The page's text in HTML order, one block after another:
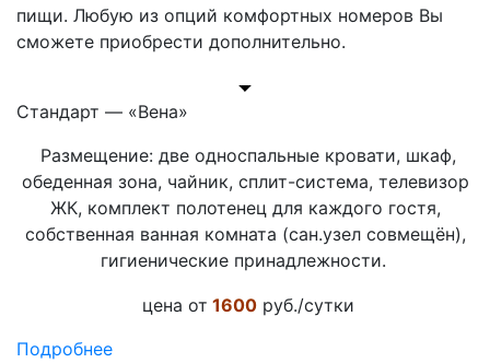
пищи. Любую из опций комфортных номеров Вы
сможете приобрести дополнительно.
Стандарт — «Вена»
Размещение: две односпальные кровати, шкаф,
обеденная зона, чайник, сплит-система, телевизор
ЖК, комплект полотенец для каждого гостя,
собственная ванная комната (сан.узел совмещён),
гигиенические принадлежности.
цена от 1600 руб./сутки
Подробнее